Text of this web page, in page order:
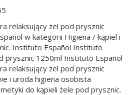
relaksujący żel pod prysznic
w kategorii Higiena / kąpiel i
Instituto Español Instituto
prysznic 1250ml Instituto Español
relaksujący żel pod prysznic
i uroda higiena osobista
do kąpieli żele pod prysznic.